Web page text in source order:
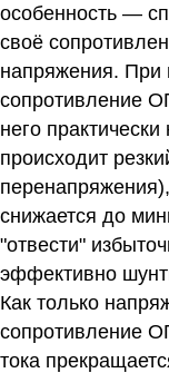
особенность —
своё
напряжения. При
сопротивление
него
происходит
снижается до
"отвести"
эффективно
Как только
сопротивление
тока